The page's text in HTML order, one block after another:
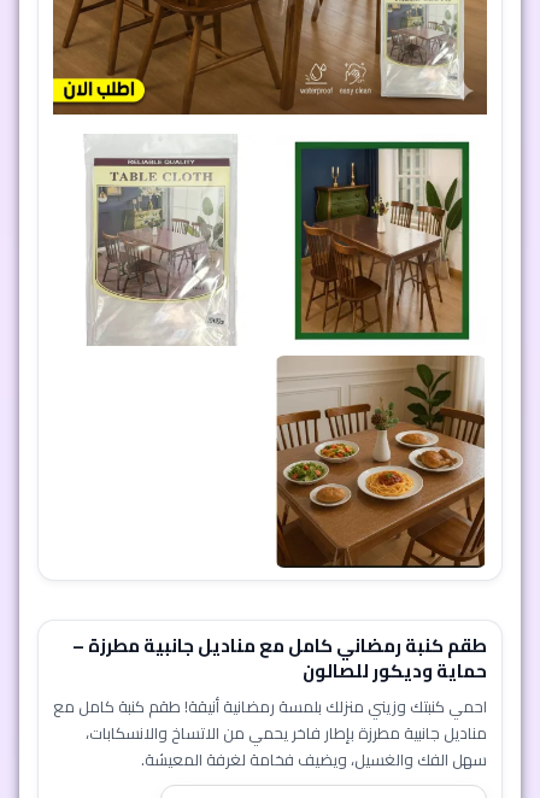
طقم كنبة رمضاني كامل مع مناديل جانبية مطرزة –
حماية وديكور للصالون
احمي كنبتك وزيني منزلك بلمسة رمضانية أنيقة! طقم كنبة كامل مع
مناديل جانبية مطرزة بإطار فاخر يحمي من الاتساخ والانسكابات،
سهل الفك والغسيل، ويضيف فخامة لغرفة المعيشة.